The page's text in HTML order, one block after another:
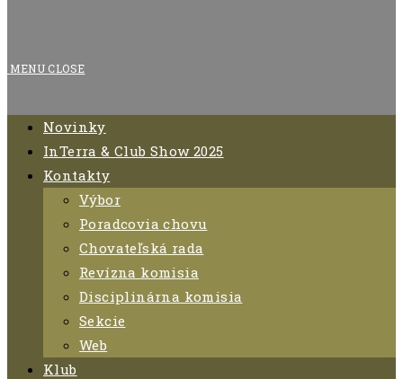
SEARCH
MENU CLOSE
Novinky
InTerra & Club Show 2025
Kontakty
Výbor
Poradcovia chovu
Chovateľská rada
Revízna komisia
Disciplinárna komisia
Sekcie
Web
Klub